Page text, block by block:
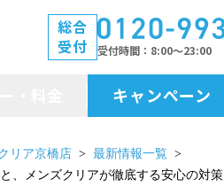
総合
受付
受付時間 8:00～23:00
ー・料金
キャンペーン
リア京橋店
最新情報一覧
、メンズクリアが徹底する安心の対策